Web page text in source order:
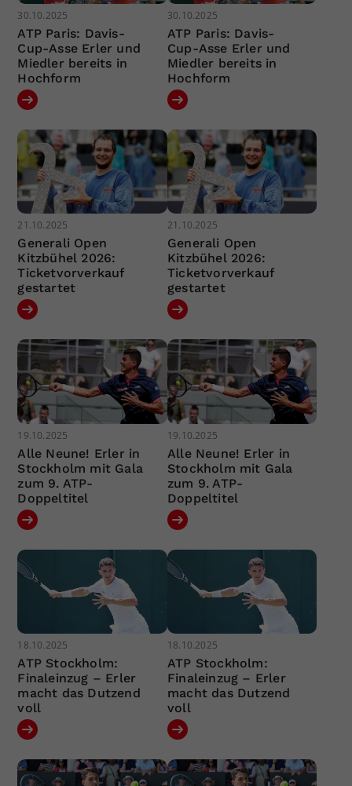
30.10.2025
ATP Paris: Davis-
Cup-Asse Erler und
Miedler bereits in
Hochform
30.10.2025
ATP Paris: Davis-
Cup-Asse Erler und
Miedler bereits in
Hochform
21.10.2025
Generali Open
Kitzbühel 2026:
Ticketvorverkauf
gestartet
21.10.2025
Generali Open
Kitzbühel 2026:
Ticketvorverkauf
gestartet
19.10.2025
Alle Neune! Erler in
Stockholm mit Gala
zum 9. ATP-
Doppeltitel
19.10.2025
Alle Neune! Erler in
Stockholm mit Gala
zum 9. ATP-
Doppeltitel
18.10.2025
ATP Stockholm:
Finaleinzug – Erler
macht das Dutzend
voll
18.10.2025
ATP Stockholm:
Finaleinzug – Erler
macht das Dutzend
voll